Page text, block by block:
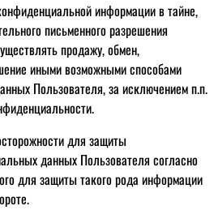
информации в тайне,
письменного разрешения
продажу, обмен,
иными возможными способами
Пользователя, за исключением п.п.
для защиты
данных Пользователя согласно
для защиты такого рода информации